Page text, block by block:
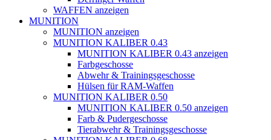
WAFFEN anzeigen
MUNITION
MUNITION anzeigen
MUNITION KALIBER 0.43
MUNITION KALIBER 0.43 anzeigen
Farbgeschosse
Abwehr & Trainingsgeschosse
Hülsen für RAM-Waffen
MUNITION KALIBER 0.50
MUNITION KALIBER 0.50 anzeigen
Farb & Pudergeschosse
Tierabwehr & Trainingsgeschosse